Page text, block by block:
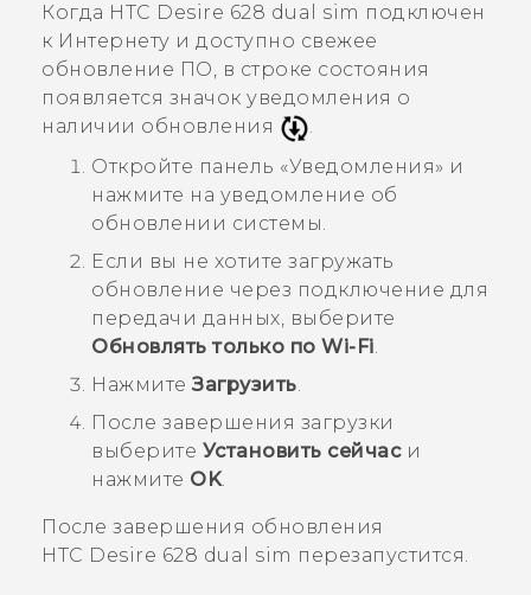
Когда HTC Desire 628 dual sim подключен
к Интернету и доступно свежее
обновление ПО, в строке состояния
появляется значок уведомления о
наличии обновления
.
Откройте панель «Уведомления» и
нажмите на уведомление об
обновлении системы.
Если вы не хотите загружать
обновление через подключение для
передачи данных, выберите
Обновлять только по Wi-Fi
НажмитеЗагрузить
После завершения загрузки
выберите Установить сейчаси
нажмите OK.
После завершения обновления
HTC Desire 628 dual sim перезапустится.